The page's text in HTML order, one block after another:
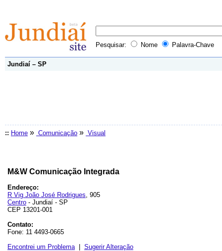
Pesquisar: Nome Palavra-Chave
Jundiaí – SP
:: Home » Comunicação » Visual
M&W Comunicação Integrada
Endereço:
R Vig João José Rodrigues, 905
Centro - Jundiaí - SP
CEP 13201-001
Contato:
Fone: 11 4493-0665
Encontrei um Problema| Sugerir Alteração